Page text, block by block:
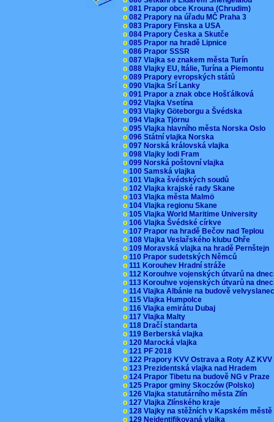
o 081 Prapor obce Krouna (Chrudim)
o 082 Prapory na úřadu MČ Praha 3
o 083 Prapory Finska a USA
o 084 Prapory Česka a Skutče
o 085 Prapor na hradě Lipnice
o 086 Prapor SSSR
o 087 Vlajka se znakem města Turín
o 088 Vlajky EU, Itálie, Turína a Piemontu
o 089 Prapory evropských států
o 090 Vlajka Srí Lanky
o 091 Prapor a znak obce Hošťálková
o 092 Vlajka Vsetína
o 093 Vlajky Göteborgu a Švédska
o 094 Vlajka Tjörnu
o 095 Vlajka hlavního města Norska Oslo
o 096 Státní vlajka Norska
o 097 Norská královská vlajka
o 098 Vlajky lodi Fram
o 099 Norská poštovní vlajka
o 100 Samská vlajka
o 101 Vlajka švédských soudů
o 102 Vlajka krajské rady Skane
o 103 Vlajka města Malmö
o 104 Vlajka regionu Skane
o 105 Vlajka World Maritime University
o 106 Vlajka Švédské církve
o 107 Prapor na hradě Bečov nad Teplou
o 108 Vlajka Veslařského klubu Ohře
o 109 Moravská vlajka na hradě Pernštejn
o 110 Prapor sudetských Němců
o 111 Korouhev Hradní stráže
o 112 Korouhve vojenských útvarů na
o 113 Korouhve vojenských útvarů na
o 114 Vlajka Albánie na budově
o 115 Vlajka Humpolce
o 116 Vlajka emirátu Dubaj
o 117 Vlajka Malty
o 118 Dračí standarta
o 119 Berberská vlajka
o 120 Marocká vlajka
o 121 PF 2018
o 122 Prapory KVV Ostrava a Roty AZ
o 123 Prezidentská vlajka nad Hradem
o 124 Prapor Tibetu na budově NG v Praze
o 125 Prapor gminy Skoczów (Polsko)
o 126 Vlajka statutárního města Zlín
o 127 Vlajka Zlínského kraje
o 128 Vlajky na stěžních v Kapském
o 129 Neidentifikovaná vlajka